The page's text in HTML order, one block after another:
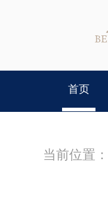
首页
当前位置：